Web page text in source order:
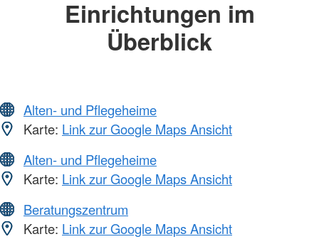
Einrichtungen im
Überblick
Alten- und Pflegeheime
Karte: Link zur Google Maps Ansicht
Alten- und Pflegeheime
Karte: Link zur Google Maps Ansicht
Beratungszentrum
Karte: Link zur Google Maps Ansicht